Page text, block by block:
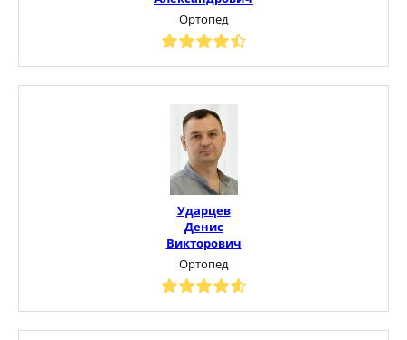
Ортопед
Ударцев
Денис
Викторович
Ортопед